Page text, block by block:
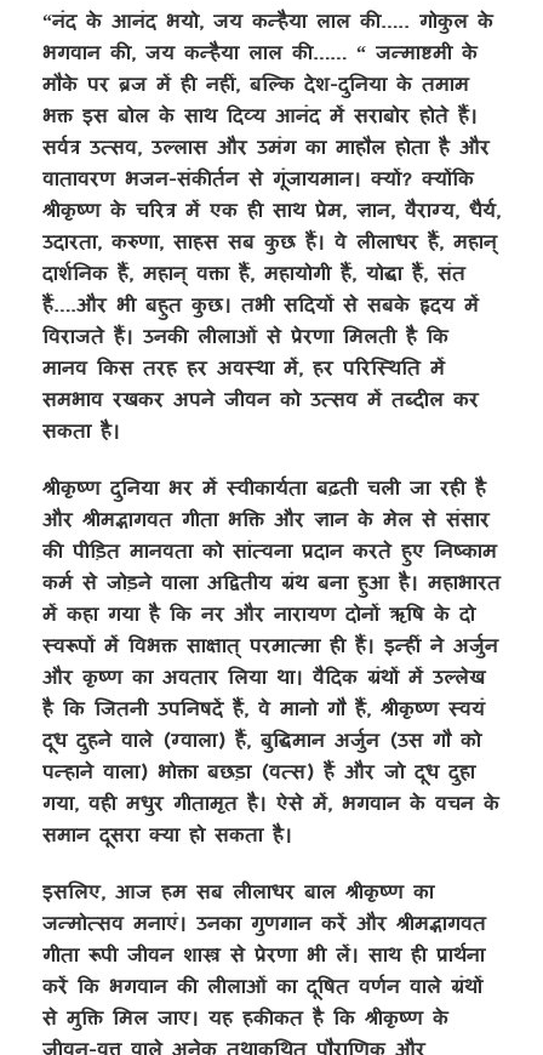
“नंद के आनंद भयो, जय कन्हैया लाल की….. गोकुल के
भगवान की, जय कन्हैया लाल की…… “ जन्माष्टमी के
मौके पर ब्रज में ही नहीं, बल्कि देश-दुनिया के तमाम
भक्त इस बोल के साथ दिव्य आनंद में सराबोर होते हैं।
सर्वत्र उत्सव, उल्लास और उमंग का माहौल होता है और
वातावरण भजन-संकीर्तन से गूंजायमान। क्यों? क्योंकि
श्रीकृष्ण के चरित्र में एक ही साथ प्रेम, ज्ञान, वैराग्य, धैर्य,
उदारता, करुणा, साहस सब कुछ हैं। वे लीलाधर हैं, महान्
दार्शनिक हैं, महान् वक्ता हैं, महायोगी हैं, योद्धा हैं, संत
हैं….और भी बहुत कुछ। तभी सदियों से सबके हृदय में
विराजते हैं। उनकी लीलाओं से प्रेरणा मिलती है कि
मानव किस तरह हर अवस्था में, हर परिस्थिति में
समभाव रखकर अपने जीवन को उत्सव में तब्दील कर
सकता है।
श्रीकृष्ण दुनिया भर में स्वीकार्यता बढ़ती चली जा रही है
और श्रीमद्भागवत गीता भक्ति और ज्ञान के मेल से संसार
की पीड़ित मानवता को सांत्वना प्रदान करते हुए निष्काम
कर्म से जोड़ने वाला अद्वितीय ग्रंथ बना हुआ है। महाभारत
में कहा गया है कि नर और नारायण दोनों ऋषि के दो
स्वरूपों में विभक्त साक्षात् परमात्मा ही हैं। इन्हीं ने अर्जुन
और कृष्ण का अवतार लिया था। वैदिक ग्रंथों में उल्लेख
है कि जितनी उपनिषदें हैं, वे मानो गौ हैं, श्रीकृष्ण स्वयं
दूध दुहने वाले (ग्वाला) हैं, बुद्धिमान अर्जुन (उस गौ को
पन्हाने वाला) भोक्ता बछड़ा (वत्स) हैं और जो दूध दुहा
गया, वही मधुर गीतामृत है। ऐसे में, भगवान के वचन के
समान दूसरा क्या हो सकता है।
इसलिए, आज हम सब लीलाधर बाल श्रीकृष्ण का
जन्मोत्सव मनाएं। उनका गुणगान करें और श्रीमद्भागवत
गीता रूपी जीवन शास्त्र से प्रेरणा भी लें। साथ ही प्रार्थना
करें कि भगवान की लीलाओं का दूषित वर्णन वाले ग्रंथों
से मुक्ति मिल जाए। यह हकीकत है कि श्रीकृष्ण के
जीवन-वृत्त वाले अनेक तथाकथित पौराणिक और